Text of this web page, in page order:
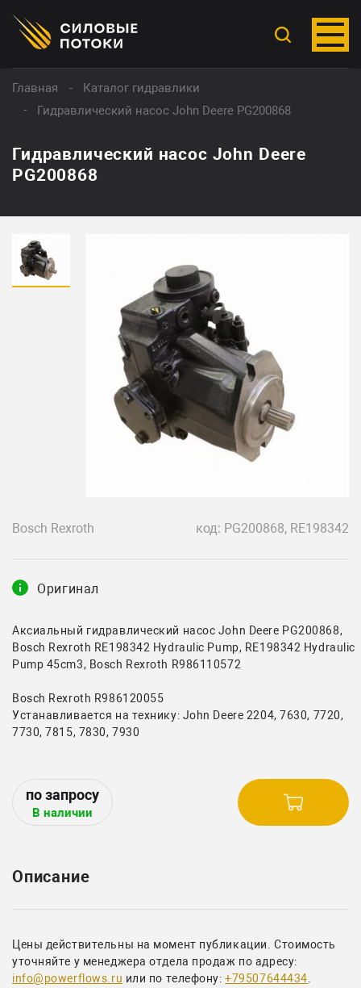
Главная
Каталог гидравлики
Гидравлический насос John Deere PG200868
Гидравлический насос John Deere
PG200868
Bosch Rexroth код: PG200868, RE198342
Оригинал
Аксиальный гидравлический насос John Deere PG200868,
Bosch Rexroth RE198342 Hydraulic Pump, RE198342 Hydraulic
Pump 45cm3, Bosch Rexroth R986110572
Bosch Rexroth R986120055
Устанавливается на технику: John Deere 2204, 7630, 7720,
7730, 7815, 7830, 7930
В наличии
Описание
Цены действительны на момент публикации. Стоимость
уточняйте у менеджера отдела продаж по адресу:
info@powerflows.ru или по телефону:+79507644434.